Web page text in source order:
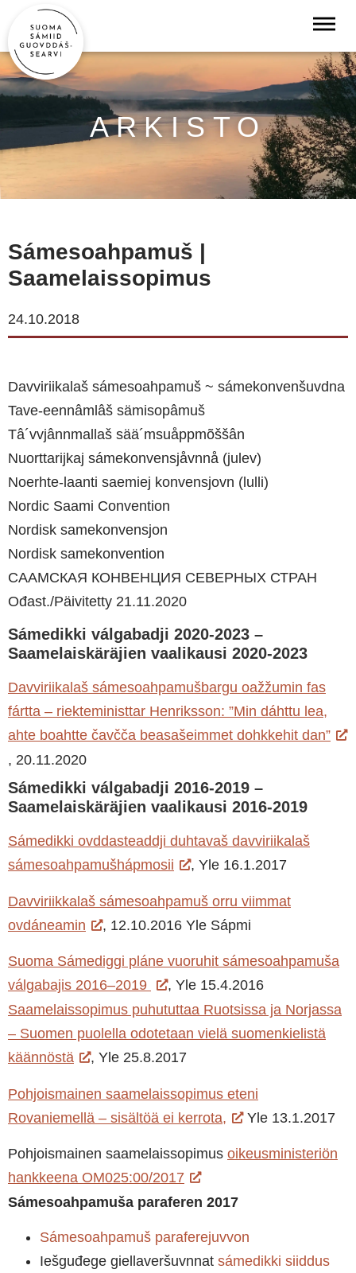
ARKISTO
Sámesoahpamuš |
Saamelaissopimus
24.10.2018
Davviriikalaš sámesoahpamuš ~ sámekonvenšuvdna
Tave-eennâmlâš sämisopâmuš
Tâ´vvjânnmallaš sää´msuåppmõššân
Nuorttarijkaj sámekonvensjåvnnå (julev)
Noerhte-laanti saemiej konvensjovn (lulli)
Nordic Saami Convention
Nordisk samekonvensjon
Nordisk samekonvention
СААМСКАЯ КОНВЕНЦИЯ СЕВЕРНЫХ СТРАН
Ođast./Päivitetty 21.11.2020
Sámedikki válgabadji 2020-2023 –
Saamelaiskäräjien vaalikausi 2020-2023
Davviriikalaš sámesoahpamušbargu oažžumin fas
fártta – riekteministtar Henriksson: ”Min dáhttu lea,
ahte boahtte čavčča beasašeimmet dohkkehit dan”
, 20.11.2020
Sámedikki válgabadji 2016-2019 –
Saamelaiskäräjien vaalikausi 2016-2019
Sámedikki ovddasteaddji duhtavaš davviriikalaš
sámesoahpamušhápmosii
, Yle 16.1.2017
Davviriikkalaš sámesoahpamuš orru viimmat
ovdáneamin
, 12.10.2016 Yle Sápmi
Suoma Sámediggi pláne vuoruhit sámesoahpamuša
válgabajis 2016–2019
, Yle 15.4.2016
Saamelaissopimus puhututtaa Ruotsissa ja Norjassa
– Suomen puolella odotetaan vielä suomenkielistä
käännöstä
, Yle 25.8.2017
Pohjoismainen saamelaissopimus eteni
Rovaniemellä – sisältöä ei kerrota,
Yle 13.1.2017
Pohjoismainen saamelaissopimus oikeusministeriön
hankkeena OM025:00/2017
Sámesoahpamuša paraferen 2017
Sámesoahpamuš paraferejuvvon
Iešguđege giellaveršuvnnat sámedikki siiddus